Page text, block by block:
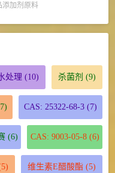
添加剂原料
处理 (10) 杀菌剂 (9)
CAS: 25322-68-3 (7)
(6) CAS: 9003-05-8(6)
维生素E醋酸酯 (5)